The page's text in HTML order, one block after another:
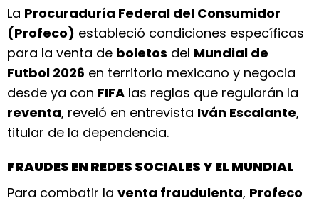
La Procuraduría Federal del Consumidor
(Profeco) estableció condiciones específicas
para la venta de boletos del Mundial de
Futbol 2026 en territorio mexicano y negocia
desde ya con FIFA las reglas que regularán la
reventa, reveló en entrevista Iván Escalante,
titular de la dependencia.
FRAUDES EN REDES SOCIALES Y EL MUNDIAL
Para combatir la venta fraudulenta, Profeco